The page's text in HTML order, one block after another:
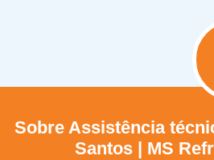
Sobre Assistência
Santos | MS